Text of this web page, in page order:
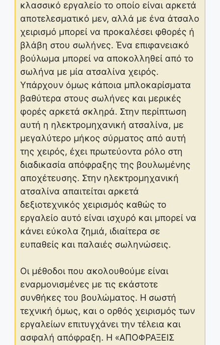
κλασσικό εργαλείο το οποίο είναι αρκετά
αποτελεσματικό μεν, αλλά με ένα άτσαλο
χειρισμό μπορεί να προκαλέσει φθορές ή
βλάβη στου σωλήνες. Ένα επιφανειακό
βούλωμα μπορεί να αποκολληθεί από το
σωλήνα με μία ατσαλίνα χειρός.
Υπάρχουν όμως κάποια μπλοκαρίσματα
βαθύτερα στους σωλήνες και μερικές
φορές αρκετά σκληρά. Στην περίπτωση
αυτή η ηλεκτρομηχανική ατσαλίνα, με
μεγαλύτερο μήκος σύρματος από αυτή
της χειρός, έχει πρωτεύοντα ρόλο στη
διαδικασία απόφραξης της βουλωμένης
αποχέτευσης. Στην ηλεκτρομηχανική
ατσαλίνα απαιτείται αρκετά
δεξιοτεχνικός χειρισμός καθώς το
εργαλείο αυτό είναι ισχυρό και μπορεί να
κάνει εύκολα ζημιά, ιδιαίτερα σε
ευπαθείς και παλαιές σωληνώσεις.
Οι μέθοδοι που ακολουθούμε είναι
εναρμονισμένες με τις εκάστοτε
συνθήκες του βουλώματος. Η σωστή
τεχνική όμως, και ο ορθός χειρισμός των
εργαλείων επιτυγχάνει την τέλεια και
ασφαλή απόφραξη. Η «ΑΠΟΦΡΑΞΕΙΣ